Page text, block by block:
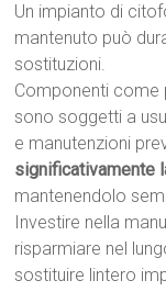
Un impianto di
mantenuto può
sostituzioni.
Componenti come
sono soggetti a
e manutenzioni
significativamente
mantenendolo
Investire nella
risparmiare nel
sostituire lintero